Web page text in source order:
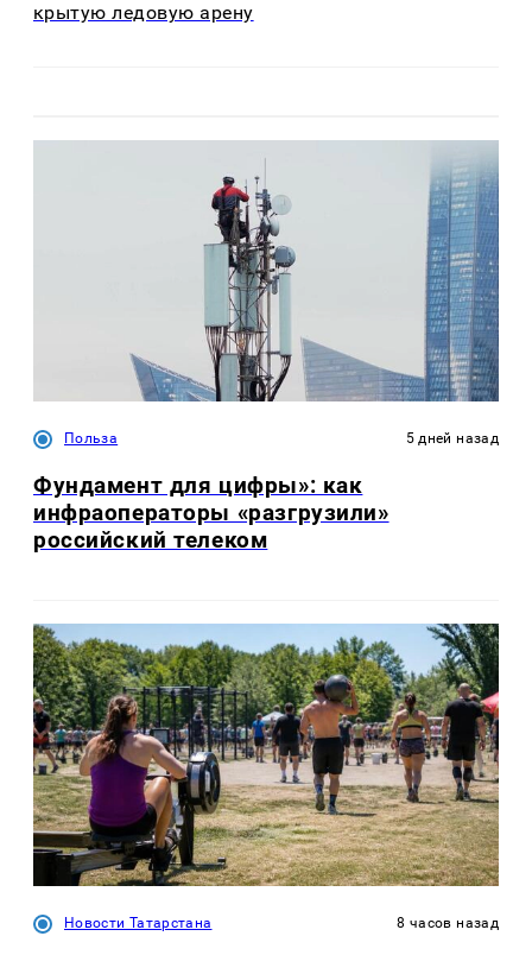
крытую ледовую арену
Польза 5 дней назад
Фундамент для цифры»: как
инфраоператоры «разгрузили»
российский телеком
Новости Татарстана 8 часов назад